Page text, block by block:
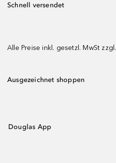
Schnell versendet
Alle Preise inkl. gesetzl. MwSt zzgl.
Ausgezeichnet shoppen
Douglas App